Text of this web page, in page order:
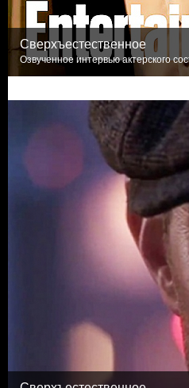
Сверхъестественное
Озвученное интервью актерского